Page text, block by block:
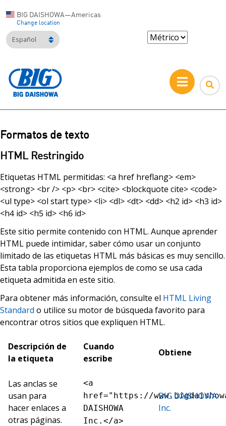
BIG DAISHOWA—Americas
Change location
Español
Formatos de texto
HTML Restringido
Etiquetas HTML permitidas: <a href hreflang> <em>
<strong> <br /> <p> <br> <cite> <blockquote cite> <code>
<ul type> <ol start type> <li> <dl> <dt> <dd> <h2 id> <h3 id>
<h4 id> <h5 id> <h6 id>
Este sitio permite contenido con HTML. Aunque aprender
HTML puede intimidar, saber cómo usar un conjunto
limitado de las etiquetas HTML más básicas es muy sencillo.
Esta tabla proporciona ejemplos de como se usa cada
etiqueta admitida en este sitio.
Para obtener más información, consulte el HTML Living
Standard o utilice su motor de búsqueda favorito para
encontrar otros sitios que expliquen HTML.
Descripción de
la etiqueta
Cuando
escribe
Obtiene
Las anclas se
usan para
hacer enlaces a
otras páginas.
<a
href="https://
DAISHOWA
Inc.</a>
BIG DAISHOWA
Inc.